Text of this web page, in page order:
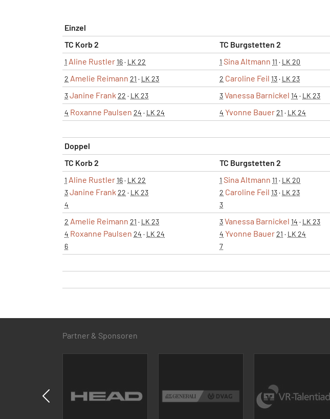
Einzel
TC Korb 2
TC Burgstetten 2
1 Aline Rustler16· LK 22 1 Sina Altmann 11 · LK 20
2 Amelie Reimann 21 · LK 23 2 Caroline Feil 13· LK 23
3Janine Frank 22 · LK 23 3Vanessa Barnickel 14 · LK 23
4 Roxanne Paulsen 24 · LK 24 4 Yvonne Bauer21 · LK 24
Doppel
TC Korb 2
TC Burgstetten 2
1 Aline Rustler16· LK 22
3Janine Frank 22 · LK 23
4
1 Sina Altmann 11 · LK 20
2 Caroline Feil 13· LK 23
3
2 Amelie Reimann 21 · LK 23
4 Roxanne Paulsen 24 · LK 24
6
3Vanessa Barnickel 14 · LK 23
4 Yvonne Bauer21 · LK 24
7
Partner & Sponsoren